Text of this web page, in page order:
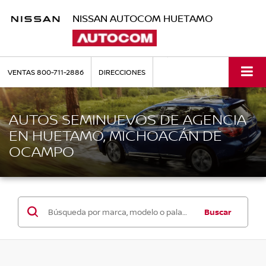
NISSAN AUTOCOM HUETAMO
VENTAS800-711-2886 DIRECCIONES
AUTOS SEMINUEVOS DE AGENCIA
EN HUETAMO, MICHOACÁN DE
OCAMPO
Buscar